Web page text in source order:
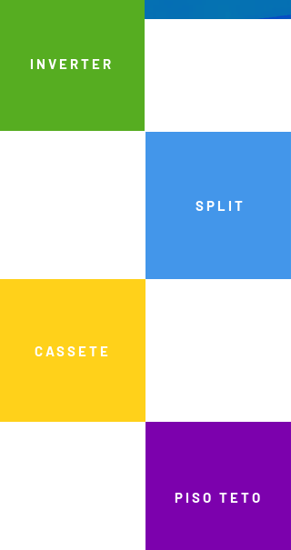
INVERTER
SPLIT
CASSETE
PISO TETO